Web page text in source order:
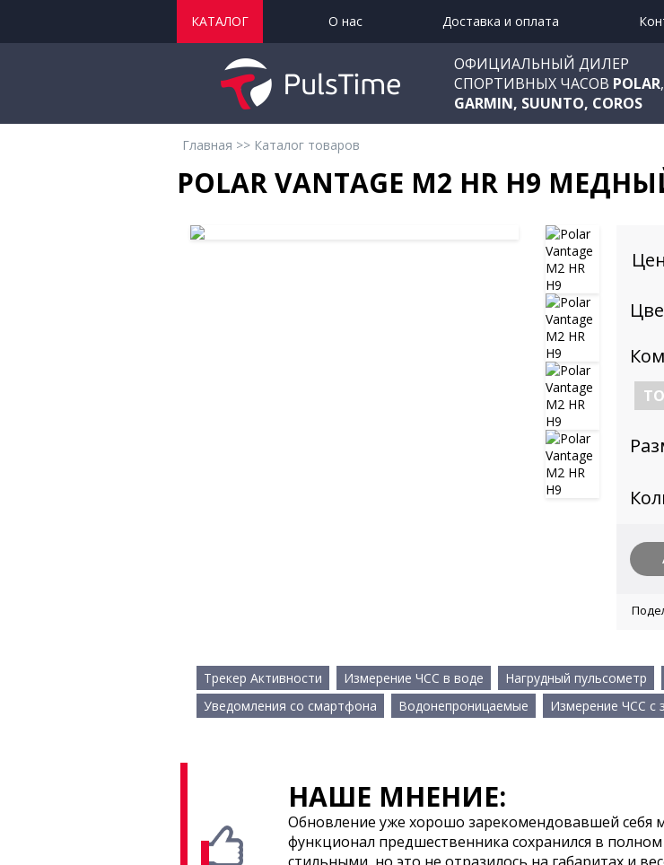
КАТАЛОГ О нас Доставка и оплата
ОФИЦИАЛЬНЫЙ ДИЛЕР
СПОРТИВНЫХ ЧАСОВ POLAR,
GARMIN, SUUNTO, COROS
Главная >> Каталог товаров
POLAR VANTAGE M2 HR H9
Трекер Активности Измерение ЧСС в воде Нагрудный пульсометр
Уведомления со смартфона
Водонепроницаемые Измерение ЧСС с
НАШЕ МНЕНИЕ:
Обновление уже хорошо зарекомендовавшей себя
функционал предшественника сохранился в